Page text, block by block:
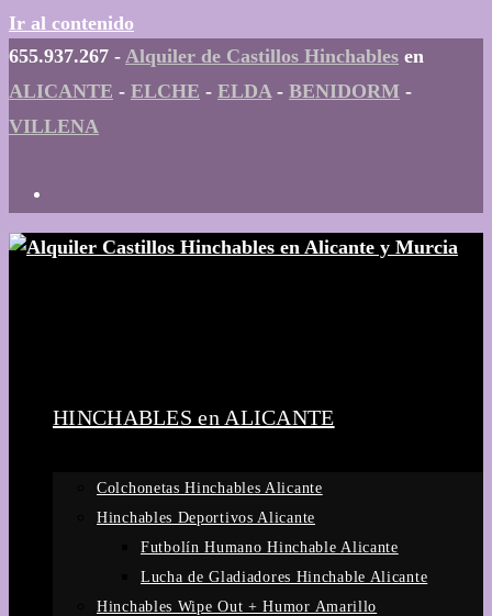
Ir al contenido
655.937.267 - Alquiler de Castillos Hinchables en
ALICANTE - ELCHE - ELDA- BENIDORM -
VILLENA
HINCHABLES en ALICANTE
Colchonetas Hinchables Alicante
Hinchables Deportivos Alicante
Futbolín Humano Hinchable Alicante
Lucha de Gladiadores Hinchable Alicante
Hinchables Wipe Out + Humor Amarillo